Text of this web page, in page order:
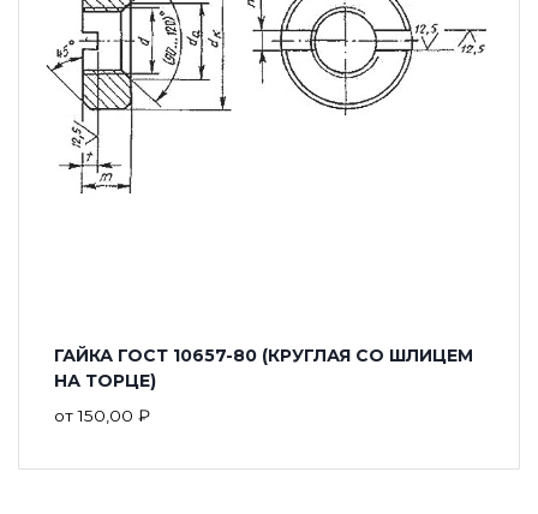
ГАЙКА ГОСТ 10657-80 (КРУГЛАЯ СО ШЛИЦЕМ
НА ТОРЦЕ)
от150,00 ₽